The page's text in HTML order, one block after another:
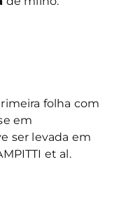
folha com
em
ser levada em
et al.